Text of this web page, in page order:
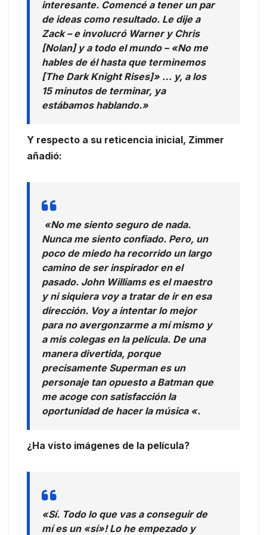
interesante. Comencé a tener un par
de ideas como resultado. Le dije a
Zack – e involucró Warner y Chris
[Nolan] y a todo el mundo – «No me
hables de él hasta que terminemos
[The Dark Knight Rises]» … y, a los
15 minutos de terminar, ya
estábamos hablando.»
Y respecto a su reticencia inicial, Zimmer
añadió:
«No me siento seguro de nada.
Nunca me siento confiado. Pero, un
poco de miedo ha recorrido un largo
camino de ser inspirador en el
pasado. John Williams es el maestro
y ni siquiera voy a tratar de ir en esa
dirección. Voy a intentar lo mejor
para no avergonzarme a mí mismo y
a mis colegas en la película. De una
manera divertida, porque
precisamente Superman es un
personaje tan opuesto a Batman que
me acoge con satisfacción la
oportunidad de hacer la música «.
¿Ha visto imágenes de la película?
«Sí. Todo lo que vas a conseguir de
mí es un «sí»! Lo he empezado y